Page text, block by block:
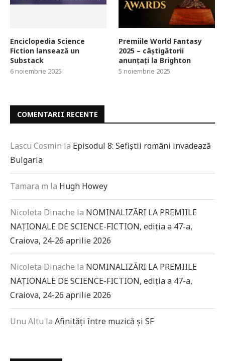
Enciclopedia Science
Fiction lansează un
Substack
6 noiembrie 2025
Premiile World Fantasy
2025 – câștigătorii
anunțați la Brighton
5 noiembrie 2025
COMENTARII RECENTE
Lascu Cosmin la Episodul 8: Sefiștii români invadează
Bulgaria
Tamara m la Hugh Howey
Nicoleta Dinache la NOMINALIZĂRI LA PREMIILE
NAȚIONALE DE SCIENCE-FICTION, ediția a 47-a,
Craiova, 24-26 aprilie 2026
Nicoleta Dinache la NOMINALIZĂRI LA PREMIILE
NAȚIONALE DE SCIENCE-FICTION, ediția a 47-a,
Craiova, 24-26 aprilie 2026
Unu Altu la Afinități între muzică și SF